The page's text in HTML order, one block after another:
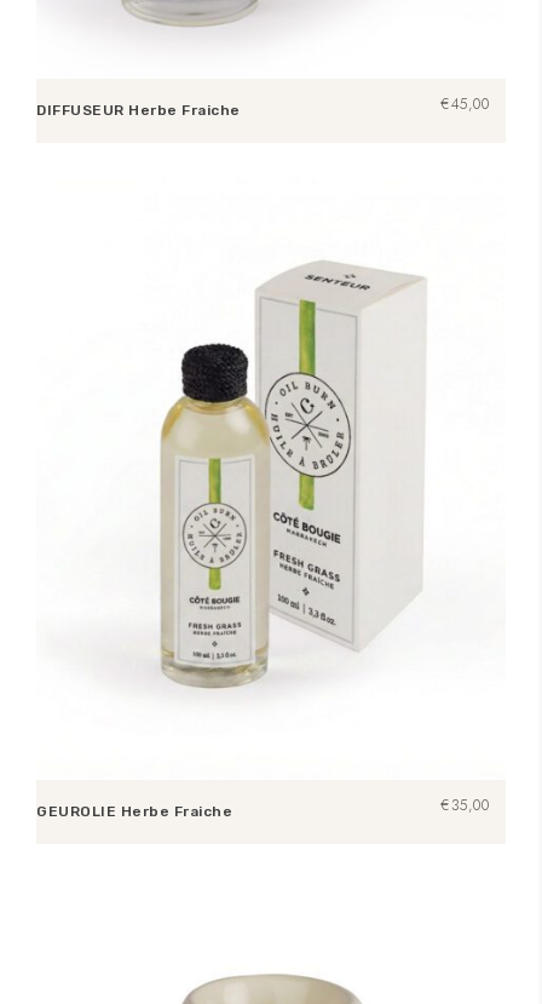
DIFFUSEUR Herbe Fraiche €45,00
GEUROLIE Herbe Fraiche €35,00